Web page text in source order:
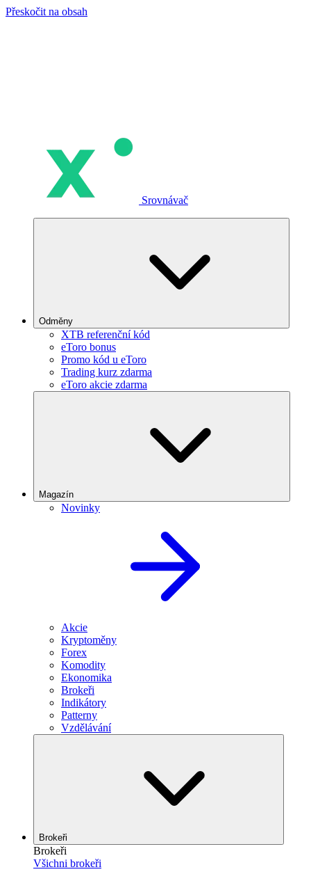
Přeskočit na obsah
Srovnávač
Odměny
XTB referenční kód
eToro bonus
Promo kód u eToro
Trading kurz zdarma
eToro akcie zdarma
Magazín
Novinky
Akcie
Kryptoměny
Forex
Komodity
Ekonomika
Brokeři
Indikátory
Patterny
Vzdělávání
Brokeři
Brokeři
Všichni brokeři